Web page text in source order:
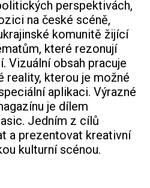
perspektivách,
na české scéně,
komunitě žijící
které rezonují
Vizuální obsah pracuje
reality, kterou je možné
aplikaci. Výrazné
je dílem
Jedním z cílů
a prezentovat kreativní
kulturní scénou.